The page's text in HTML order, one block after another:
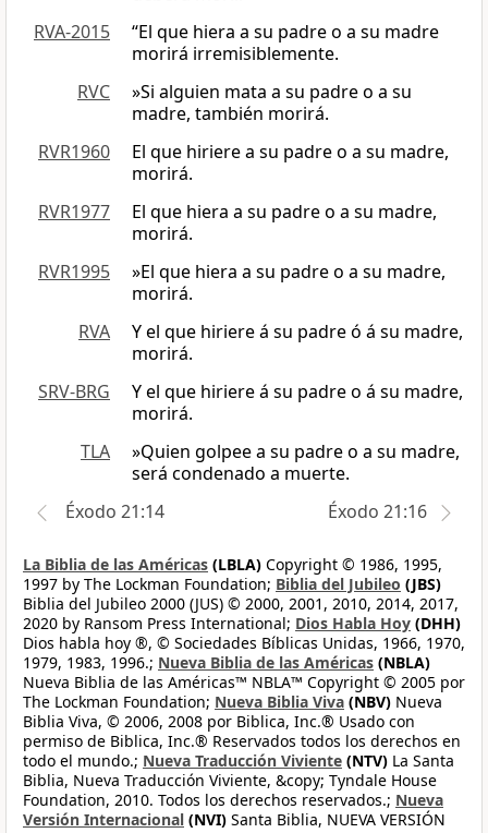
RVA-2015
“El que hiera a su padre o a su madre
morirá irremisiblemente.
RVC
»Si alguien mata a su padre o a su
madre, también morirá.
RVR1960
El que hiriere a su padre o a su madre,
morirá.
RVR1977
El que hiera a su padre o a su madre,
morirá.
RVR1995
»El que hiera a su padre o a su madre,
morirá.
RVA
Y el que hiriere á su padre ó á su madre,
morirá.
SRV-BRG
Y el que hiriere á su padre o á su madre,
morirá.
TLA
»Quien golpee a su padre o a su madre,
será condenado a muerte.
Éxodo 21:14
Éxodo 21:16
La Biblia de las Américas (LBLA) Copyright © 1986, 1995,
1997 by The Lockman Foundation; Biblia del Jubileo (JBS)
Biblia del Jubileo 2000 (JUS) © 2000, 2001, 2010, 2014, 2017,
2020 by Ransom Press International; Dios Habla Hoy (DHH)
Dios habla hoy ®, © Sociedades Bíblicas Unidas, 1966, 1970,
1979, 1983, 1996.; Nueva Biblia de las Américas (NBLA)
Nueva Biblia de las Américas™ NBLA™ Copyright © 2005 por
The Lockman Foundation; Nueva Biblia Viva (NBV) Nueva
Biblia Viva, © 2006, 2008 por Biblica, Inc.® Usado con
permiso de Biblica, Inc.® Reservados todos los derechos en
todo el mundo.; Nueva Traducción Viviente (NTV) La Santa
Biblia, Nueva Traducción Viviente, &copy; Tyndale House
Foundation, 2010. Todos los derechos reservados.; Nueva
Versión Internacional (NVI) Santa Biblia, NUEVA VERSIÓN